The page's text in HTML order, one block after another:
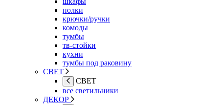
полки
крючки/ручки
комоды
тумбы
тв-стойки
кухни
тумбы под раковину
СВЕТ
СВЕТ
все светильники
ДЕКОР